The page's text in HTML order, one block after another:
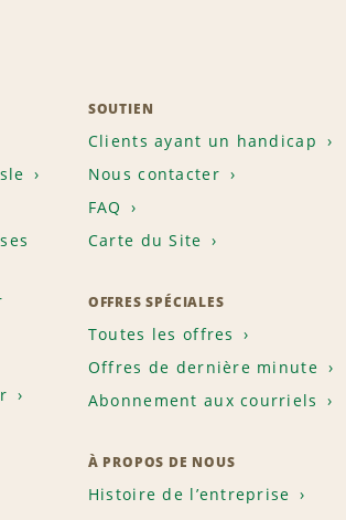
SOUTIEN
Clients ayant un handicap
Nous contacter
FAQ
Carte du Site
OFFRES SPÉCIALES
Toutes les offres
Offres de dernière minute
Abonnement aux courriels
À PROPOS DE NOUS
Histoire de l’entreprise